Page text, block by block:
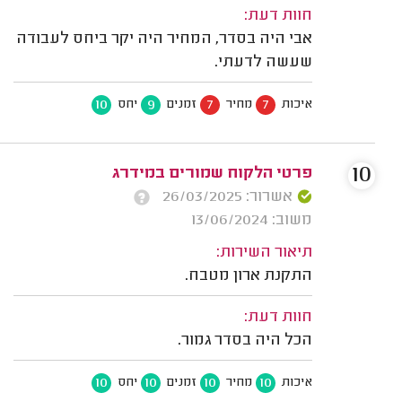
חוות דעת:
אבי היה בסדר, המחיר היה יקר ביחס לעבודה
שעשה לדעתי.
איכות 7 מחיר 7 זמנים 9 יחס 10
פרטי הלקוח שמורים במידרג
אשרור: 26/03/2025
משוב: 13/06/2024
תיאור השירות:
התקנת ארון מטבח.
חוות דעת:
הכל היה בסדר גמור.
איכות 10 מחיר 10 זמנים 10 יחס 10
10